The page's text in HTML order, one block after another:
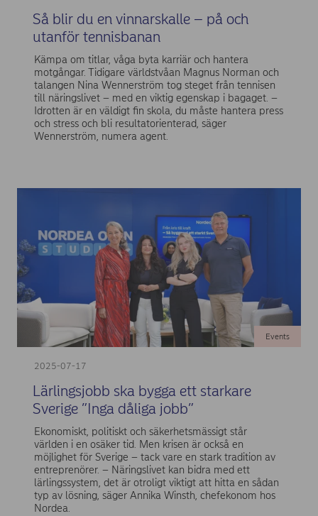
Så blir du en vinnarskalle – på och
utanför tennisbanan
Kämpa om titlar, våga byta karriär och hantera
motgångar. Tidigare världstvåan Magnus Norman och
talangen Nina Wennerström tog steget från tennisen
till näringslivet – med en viktig egenskap i bagaget. –
Idrotten är en väldigt fin skola, du måste hantera press
och stress och bli resultatorienterad, säger
Wennerström, numera agent.
2025-07-17
Events
Lärlingsjobb ska bygga ett starkare
Sverige ”Inga dåliga jobb”
Ekonomiskt, politiskt och säkerhetsmässigt står
världen i en osäker tid. Men krisen är också en
möjlighet för Sverige – tack vare en stark tradition av
entreprenörer. – Näringslivet kan bidra med ett
lärlingssystem, det är otroligt viktigt att hitta en sådan
typ av lösning, säger Annika Winsth, chefekonom hos
Nordea.